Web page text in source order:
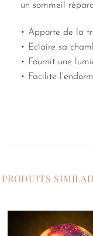
un sommeil
• Apporte de la
• Eclaire sa
• Fournit une
• Facilite
PRODUITS